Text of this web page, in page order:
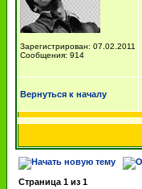
Зарегистрирован: 07.02.2011
Сообщения: 914
Вернуться к началу
Страница 1 из 1